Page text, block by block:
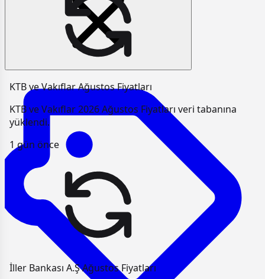
KTB ve Vakıflar Ağustos Fiyatları
KTB ve Vakıflar 2026 Ağustos Fiyatları veri tabanına
yüklendi.
1 gün önce
İller Bankası A.Ş Ağustos Fiyatları